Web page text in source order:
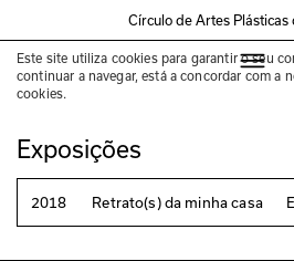
Círculo de Artes Plásticas
Este site utiliza cookies para garantir o seu
continuar a navegar, está a concordar com a
cookies.
Jorge Figueira
Exposições
2018 Retrato(s) da minha casa